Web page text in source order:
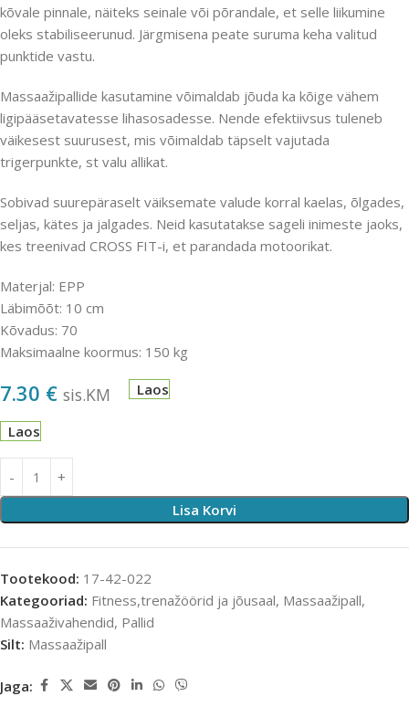
kõvale pinnale, näiteks seinale või põrandale, et selle liikumine
oleks stabiliseerunud. Järgmisena peate suruma keha valitud
punktide vastu.
Massaažipallide kasutamine võimaldab jõuda ka kõige vähem
ligipääsetavatesse lihasosadesse. Nende efektiivsus tuleneb
väikesest suurusest, mis võimaldab täpselt vajutada
trigerpunkte, st valu allikat.
Sobivad suurepäraselt väiksemate valude korral kaelas, õlgades,
seljas, kätes ja jalgades. Neid kasutatakse sageli inimeste jaoks,
kes treenivad CROSS FIT-i, et parandada motoorikat.
Materjal: EPP
Läbimõõt: 10 cm
Kõvadus: 70
Maksimaalne koormus: 150 kg
7.30 € sis.KM Laos
Laos
Lisa Korvi
Tootekood: 17-42-022
Kategooriad: Fitness,trenažöörid ja jõusaal, Massaažipall,
Massaaživahendid, Pallid
Silt: Massaažipall
Jaga: